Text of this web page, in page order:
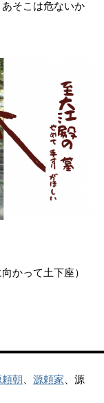
そこは危ないか
かって土下座）
朝 、 源頼家、源